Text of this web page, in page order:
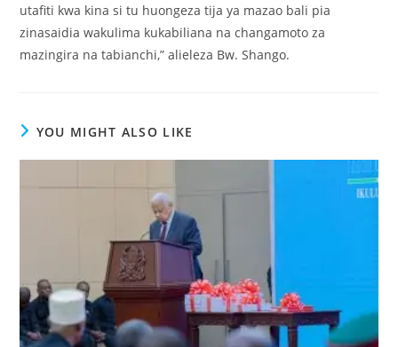
utafiti kwa kina si tu huongeza tija ya mazao bali pia
zinasaidia wakulima kukabiliana na changamoto za
mazingira na tabianchi,” alieleza Bw. Shango.
YOU MIGHT ALSO LIKE